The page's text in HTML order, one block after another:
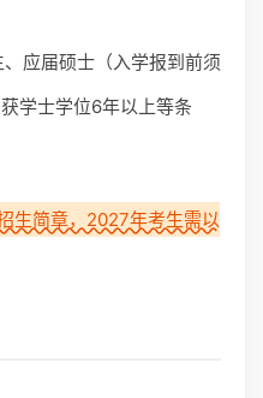
应届硕士（入学报到前须
学士学位6年以上等条
生简章，2027年考生需以